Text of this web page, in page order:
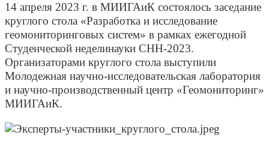
14 апреля 2023 г. в МИИГАиК состоялось заседание
круглого стола «Разработка и исследование
геомониторинговых систем» в рамках ежегодной
Студенческой неделинауки СНН-2023.
Организаторами круглого стола выступили
Молодежная научно-исследовательская лаборатория
и научно-производственный центр «Геомониторинг»
МИИГАиК.